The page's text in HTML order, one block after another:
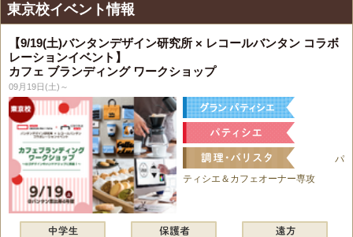
東京校イベント情報
【9/19(土)バンタンデザイン研究所 × レコールバンタン コラボ
レーションイベント】
カフェ ブランディング ワークショップ
09月19日(土)～
パ
ティシエ＆カフェオーナー専攻